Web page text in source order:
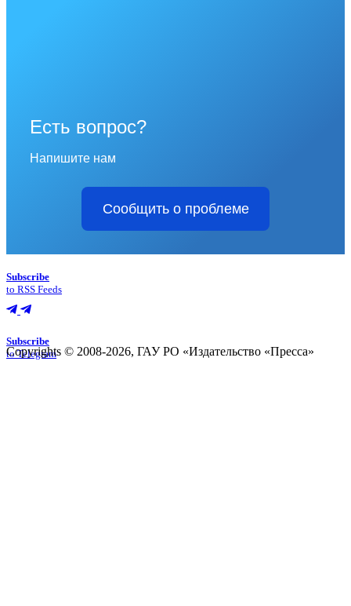
Есть вопрос?
Напишите нам
Сообщить о проблеме
Subscribe
to RSS Feeds
Subscribe
to Telegram
Copyrights © 2008-2026, ГАУ РО «Издательство «Пресса»